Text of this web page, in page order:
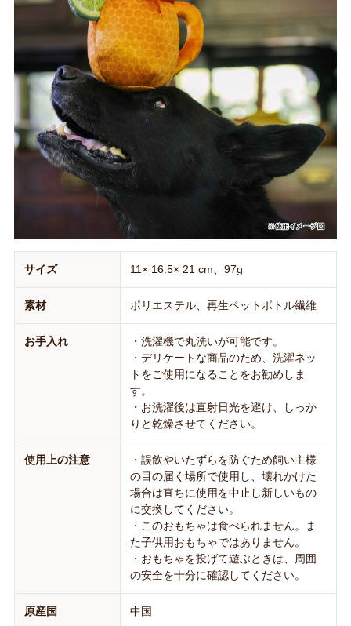
サイズ 11× 16.5× 21 cm、97g
素材 ポリエステル、再生ペットボトル繊維
お手入れ
・洗濯機で丸洗いが可能です。
・デリケートな商品のため、洗濯ネッ
トをご使用になることをお勧めしま
す。
・お洗濯後は直射日光を避け、しっか
りと乾燥させてください。
使用上の注意
・誤飲やいたずらを防ぐため飼い主様
の目の届く場所で使用し、壊れかけた
場合は直ちに使用を中止し新しいもの
に交換してください。
・このおもちゃは食べられません。ま
た子供用おもちゃではありません。
・おもちゃを投げて遊ぶときは、周囲
の安全を十分に確認してください。
原産国 中国